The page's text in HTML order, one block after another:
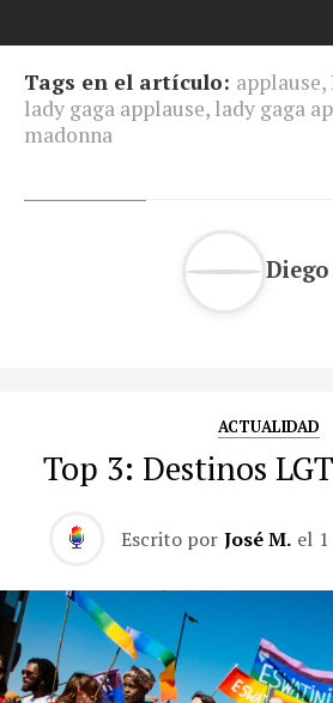
Tags en el artículo: applause,
lady gaga applause, lady gaga
madonna
Diego
ACTUALIDAD
Top 3: Destinos
Escrito por José M. el